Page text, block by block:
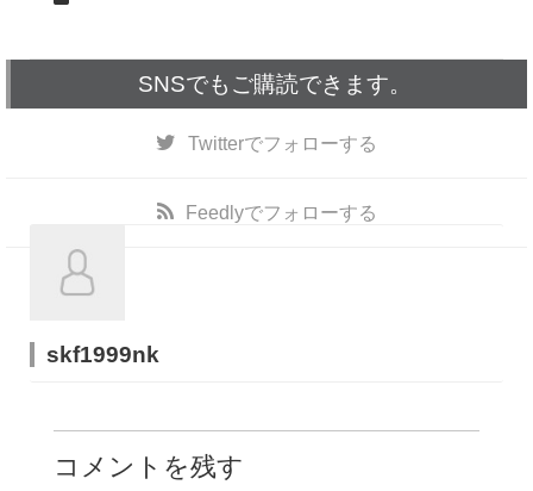
SNSでもご購読できます。
Twitterでフォローする
Feedlyでフォローする
skf1999nk
コメントを残す